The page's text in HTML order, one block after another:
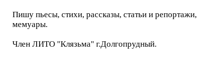
Пишу пьесы, стихи, рассказы, статьи и репортажи,
мемуары.
Член ЛИТО "Клязьма" г.Долгопрудный.